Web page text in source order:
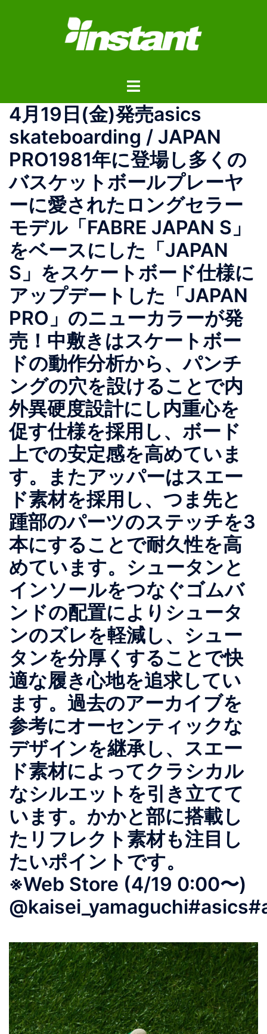
ス
ト
ル
ニ
ュ
4月19日(金)発売asics
skateboarding / JAPAN
PRO1981年に登場し多くの
バスケットボールプレーヤ
ーに愛されたロングセラー
モデル「FABRE JAPAN S」
をベースにした「JAPAN
S」をスケートボード仕様に
アップデートした「JAPAN
PRO」のニューカラーが発
売！中敷きはスケートボー
ドの動作分析から、パンチ
ングの穴を設けることで内
外異硬度設計にし内重心を
促す仕様を採用し、ボード
上での安定感を高めていま
す。またアッパーはスエー
ド素材を採用し、つま先と
踵部のパーツのステッチを3
本にすることで耐久性を高
めています。シュータンと
インソールをつなぐゴムバ
ンドの配置によりシュータ
ンのズレを軽減し、シュー
タンを分厚くすることで快
適な履き心地を追求してい
ます。過去のアーカイブを
参考にオーセンティックな
デザインを継承し、スエー
ド素材によってクラシカル
なシルエットを引き立てて
います。かかと部に搭載し
たリフレクト素材も注目し
たいポイントです。
※Web Store (4/19 0:00〜)